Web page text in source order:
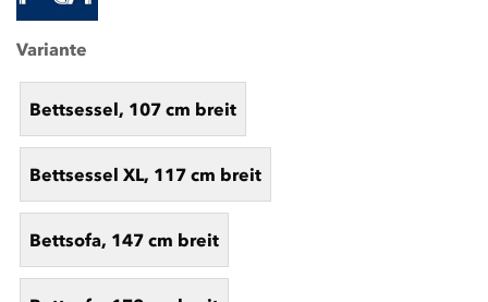
Variante
Bettsessel, 107 cm breit
Bettsessel XL, 117 cm breit
Bettsofa, 147 cm breit